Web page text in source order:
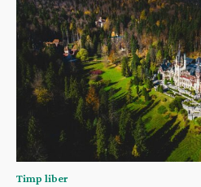
Timp liber